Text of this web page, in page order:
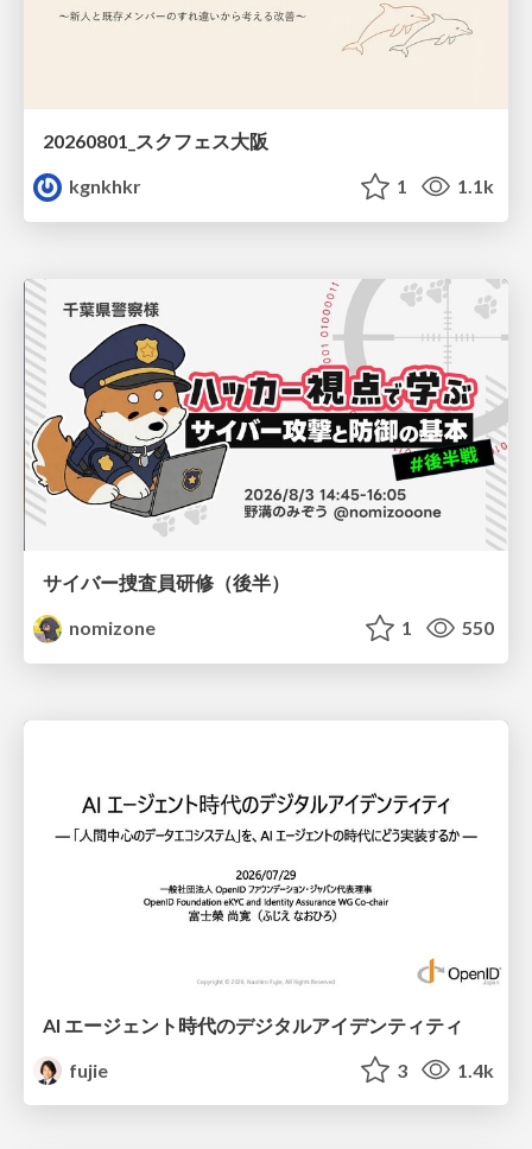
20260801_スクフェス大阪
kgnkhkr
1 1.1k
サイバー捜査員研修（後半）
nomizone
1 550
AI エージェント時代のデジタルアイデンティティ
fujie
3 1.4k